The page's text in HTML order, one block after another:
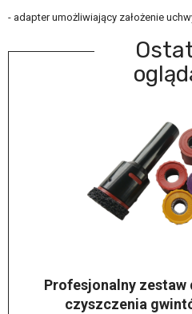
- adapter umożliwiający założenie
Profesjonalny
czyszczenia